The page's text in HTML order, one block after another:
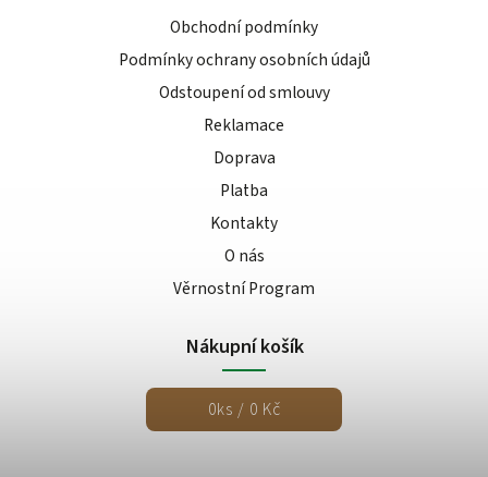
Obchodní podmínky
Podmínky ochrany osobních údajů
Odstoupení od smlouvy
Reklamace
Doprava
Platba
Kontakty
O nás
Věrnostní Program
Nákupní košík
0ks / 0 Kč